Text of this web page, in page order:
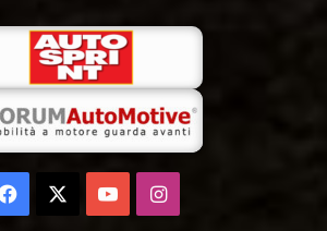
Facebook
You Instagram